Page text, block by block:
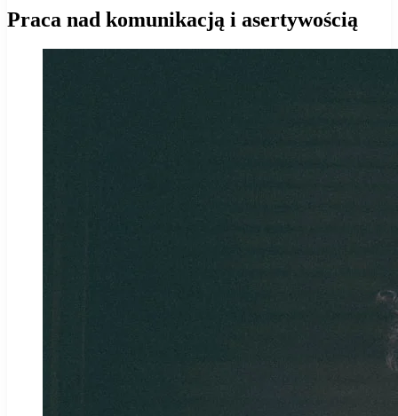
Praca nad komunikacją i asertywością